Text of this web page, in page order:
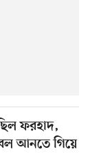
ফরহাদ,
আনতে গিয়ে